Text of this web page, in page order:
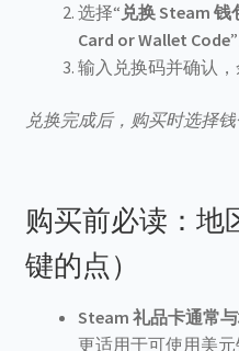
选择“兑换 Steam 钱
Card or Wallet Code”
输入兑换码并确认，
兑换完成后，购买时选择钱
购买前必读：地
键的点）
Steam 礼品卡通常
更适用于可使用美元